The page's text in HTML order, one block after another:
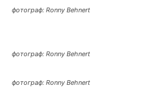
фотограф: Ronny Behnert
фотограф: Ronny Behnert
фотограф: Ronny Behnert